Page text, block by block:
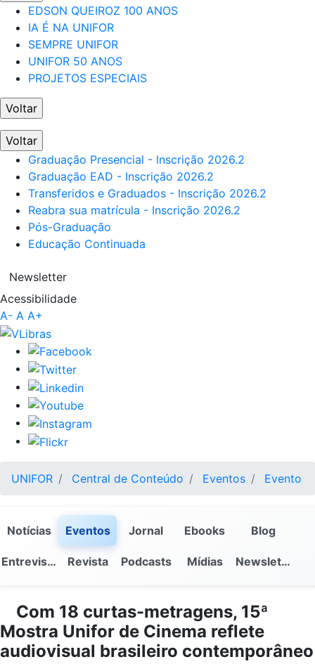
EDSON QUEIROZ 100 ANOS
IA É NA UNIFOR
SEMPRE UNIFOR
UNIFOR 50 ANOS
PROJETOS ESPECIAIS
Voltar
Voltar
Graduação Presencial - Inscrição 2026.2
Graduação EAD - Inscrição 2026.2
Transferidos e Graduados - Inscrição 2026.2
Reabra sua matrícula - Inscrição 2026.2
Pós-Graduação
Educação Continuada
Newsletter
Acessibilidade
A- A A+
UNIFOR Central de Conteúdo Eventos Evento
Notícias Eventos Jornal Ebooks Blog
Entrevistas Revista Podcasts Mídias Newsletter
Com 18 curtas-metragens, 15ª
Mostra Unifor de Cinema reflete
audiovisual brasileiro contemporâneo